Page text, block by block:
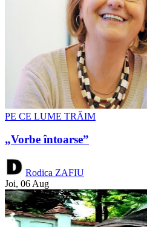
PE CE LUME TRĂIM
„Vorbe întoarse”
Rodica ZAFIU
Joi, 06 Aug